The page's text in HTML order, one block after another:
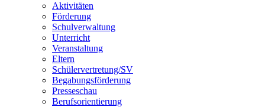
Aktivitäten
Förderung
Schulverwaltung
Unterricht
Veranstaltung
Eltern
Schülervertretung/SV
Begabungsförderung
Presseschau
Berufsorientierung